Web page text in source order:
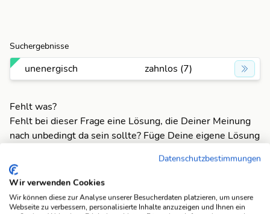
Suchergebnisse
unenergisch zahnlos (7)
Fehlt was?
Fehlt bei dieser Frage eine Lösung, die Deiner Meinung
nach unbedingt da sein sollte? Füge Deine eigene Lösung
Mach mit und registriere dich!
Suchfunktionen
Datenschutzbestimmungen
Wir verwenden Cookies
Wir können diese zur Analyse unserer Besucherdaten platzieren, um unsere
Webseite zu verbessern, personalisierte Inhalte anzuzeigen und Ihnen ein